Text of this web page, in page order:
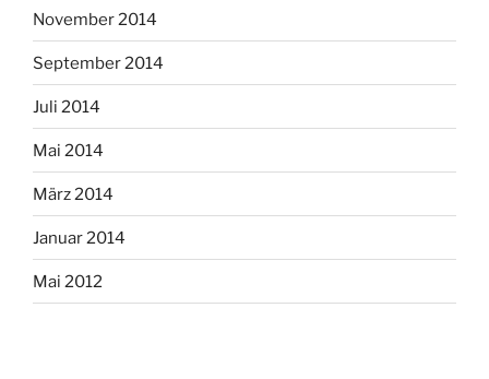
November 2014
September 2014
Juli 2014
Mai 2014
März 2014
Januar 2014
Mai 2012